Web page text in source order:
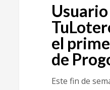
el
de
Este fin de